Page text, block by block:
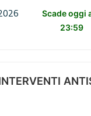
Scade oggi
23:59